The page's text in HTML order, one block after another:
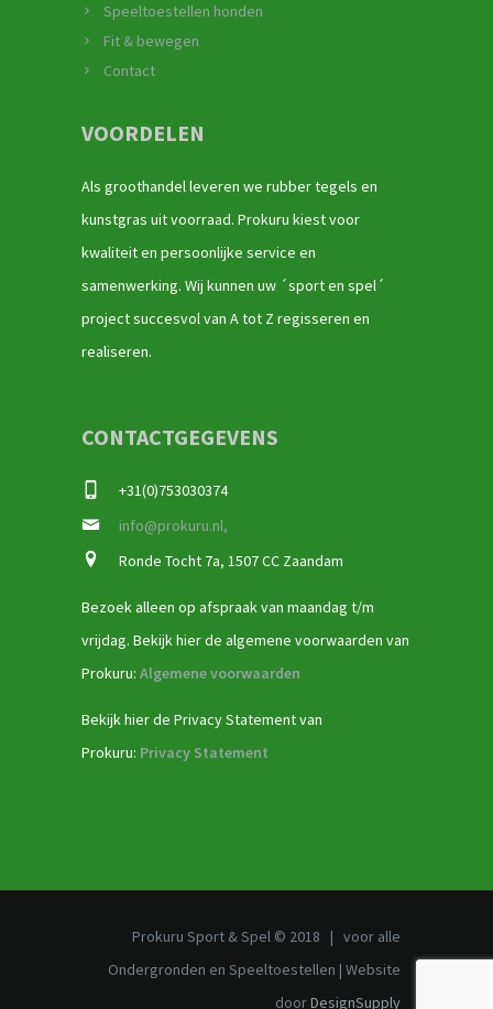
Speeltoestellen honden
Fit & bewegen
Contact
VOORDELEN
Als groothandel leveren we rubber tegels en
kunstgras uit voorraad. Prokuru kiest voor
kwaliteit en persoonlijke service en
samenwerking. Wij kunnen uw ´sport en spel´
project succesvol van A tot Z regisseren en
realiseren.
CONTACTGEGEVENS
+31(0)753030374
info@prokuru.nl,
Ronde Tocht 7a, 1507 CC Zaandam
Bezoek alleen op afspraak van maandag t/m
vrijdag. Bekijk hier de algemene voorwaarden van
Prokuru: Algemene voorwaarden
Bekijk hier de Privacy Statement van
Prokuru: Privacy Statement
Prokuru Sport & Spel © 2018 | voor alle
Ondergronden en Speeltoestellen | Website
doorDesignSupply